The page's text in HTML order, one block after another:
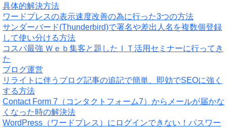
具体的解決方法
ワードプレスの表示速度改善の為に行った3つの方法
サンダーバード(Thunderbird)で署名や差出人名を複数個登録
して使い分ける方法
コスパ最強 Ｗｅｂ集客と題したＩＴ活用セミナーに行ってき
た
ブログ運営
リライトに伴うブログ記事の追記で簡単、即効でSEOに強く
する方法
Contact Form 7（コンタクトフォーム7）からメールが届かな
くなった時の解決法
WordPress（ワードプレス）にログインできない！パスワー